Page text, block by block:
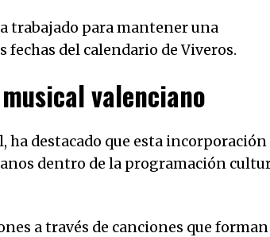
trabajado para mantener una
del calendario de Viveros.
valenciano
ha destacado que esta incorporación
dentro de la programación
a través de canciones que forman